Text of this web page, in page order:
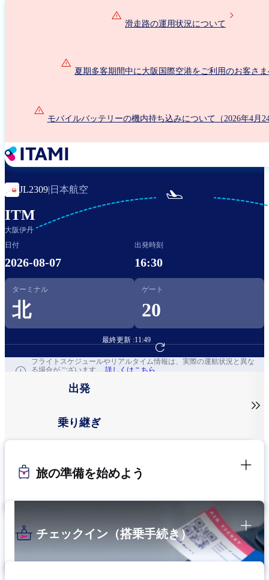
滑走路の運用状況について
夏期多客期間中に大阪国際空港をご利用のお客さ
モバイルバッテリーの機内持ち込みについて（2026年4月
JL2309| 日本航空
ITM
大阪伊丹

日付
2026-08-07
出発時刻
16:30
ターミナル
北
ゲート
20
最終更新 :11:49
フライト予約へ
フライトスケジュールやリアルタイム情報は、実際の運航状況と異な
る場合がございます。 詳しくはこちら
出発
乗り継ぎ

旅の準備を始めよう
チェックイン（搭乗手続き）